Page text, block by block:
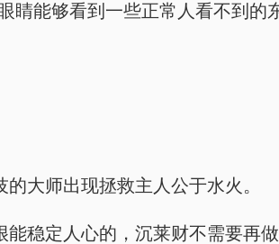
睛能够看到一些正常人看不到
大师出现拯救主人公于水火。
稳定人心的，沉莱财不需要再